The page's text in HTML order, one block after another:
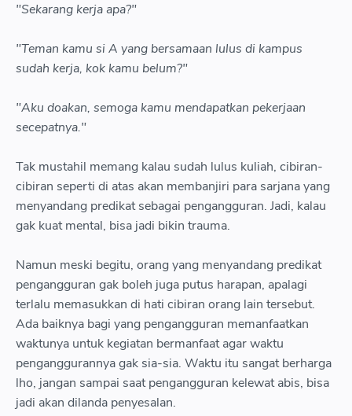
"Sekarang kerja apa?"
"Teman kamu si A yang bersamaan lulus di kampus
sudah kerja, kok kamu belum?"
"Aku doakan, semoga kamu mendapatkan pekerjaan
secepatnya."
Tak mustahil memang kalau sudah lulus kuliah, cibiran-
cibiran seperti di atas akan membanjiri para sarjana yang
menyandang predikat sebagai pengangguran. Jadi, kalau
gak kuat mental, bisa jadi bikin trauma.
Namun meski begitu, orang yang menyandang predikat
pengangguran gak boleh juga putus harapan, apalagi
terlalu memasukkan di hati cibiran orang lain tersebut.
Ada baiknya bagi yang pengangguran memanfaatkan
waktunya untuk kegiatan bermanfaat agar waktu
penganggurannya gak sia-sia. Waktu itu sangat berharga
lho, jangan sampai saat pengangguran kelewat abis, bisa
jadi akan dilanda penyesalan.